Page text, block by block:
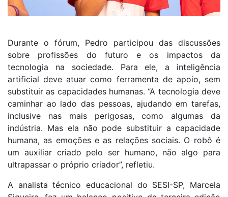
Durante o fórum, Pedro participou das discussões
sobre profissões do futuro e os impactos da
tecnologia na sociedade. Para ele, a inteligência
artificial deve atuar como ferramenta de apoio, sem
substituir as capacidades humanas. “A tecnologia deve
caminhar ao lado das pessoas, ajudando em tarefas,
inclusive nas mais perigosas, como algumas da
indústria. Mas ela não pode substituir a capacidade
humana, as emoções e as relações sociais. O robô é
um auxiliar criado pelo ser humano, não algo para
ultrapassar o próprio criador”, refletiu.
A analista técnico educacional do SESI-SP, Marcela